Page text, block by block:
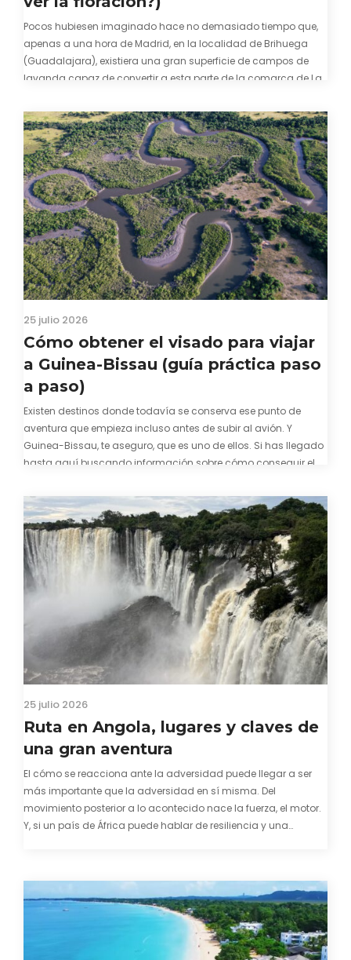
Pocos hubiesen imaginado hace no demasiado tiempo que,
apenas a una hora de Madrid, en la localidad de Brihuega
(Guadalajara), existiera una gran superficie de campos de
lavanda capaz de convertir a esta parte de la comarca de La
25 julio 2026
Cómo obtener el visado para viajar
a Guinea-Bissau (guía práctica paso
a paso)
Existen destinos donde todavía se conserva ese punto de
aventura que empieza incluso antes de subir al avión. Y
Guinea-Bissau, te aseguro, que es uno de ellos. Si has llegado
hasta aquí buscando información sobre cómo conseguir el
hayas encontrado con que…
25 julio 2026
Ruta en Angola, lugares y claves de
una gran aventura
El cómo se reacciona ante la adversidad puede llegar a ser
más importante que la adversidad en sí misma. Del
movimiento posterior a lo acontecido nace la fuerza, el motor.
Y, si un país de África puede hablar de resiliencia y una